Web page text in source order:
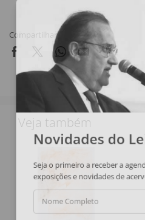
Compartilhar
Veja também
Novidades do
Seja o primeiro a receber a
exposições e novidades de
Nome Completo